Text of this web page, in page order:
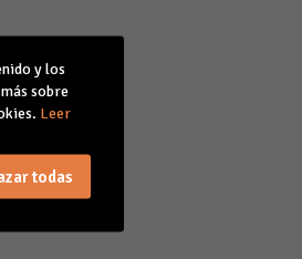
y los
sobre
Leer
todas